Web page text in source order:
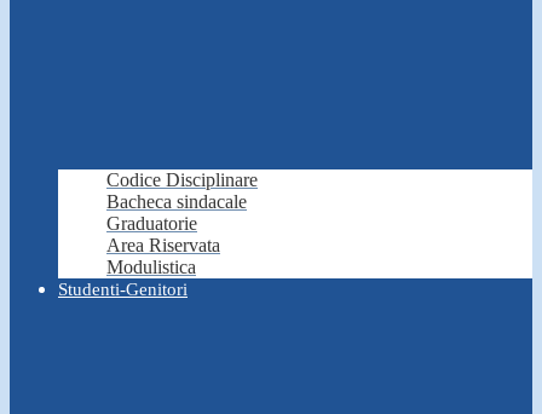
Codice Disciplinare
Bacheca sindacale
Graduatorie
Area Riservata
Modulistica
Studenti-Genitori